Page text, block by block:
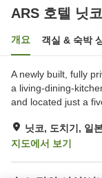
ARS 호텔 닛
개요 객실 & 숙박
A newly built, fully
a living-dining-
and located just a
닛코, 도치기, 일
지도에서 보기